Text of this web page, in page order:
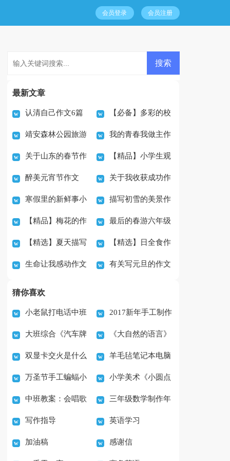
会员登录 会员注册
最新文章
认清自己作文6篇 【必备】多彩的校
园生活作文300字4篇
靖安森林公园旅游
作文
我的青春我做主作
文(通用15篇)
关于山东的春节作
文8篇
【精品】小学生观
察作文400字锦集六篇
醉美元宵节作文 关于我收获成功作
文六篇
寒假里的新鲜事小
学作文550字
描写初雪的美景作
文
【精品】梅花的作
文4篇
最后的春游六年级
作文
【精选】夏天描写
夏天的作文600字合集
5篇
【精选】日全食作
文600字4篇
生命让我感动作文 有关写元旦的作文
猜你喜欢
小老鼠打电话中班
音乐游戏教案
2017新年手工制作
火烈鸟装饰DIY教程
大班综合《汽车牌
照》教案
《大自然的语言》
优质课教案设计
双显卡交火是什么
意思
羊毛毡笔记本电脑
套如何制作
万圣节手工蝙蝠小
装饰的制作教程
小学美术《小圆点
的魅力》教案
中班教案：会唱歌
的生日蛋糕
三年级数学制作年
历教案
写作指导 英语学习
加油稿 感谢信